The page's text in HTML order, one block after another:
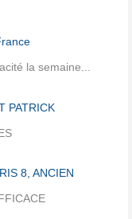
la semaine...
PATRICK
8, ANCIEN